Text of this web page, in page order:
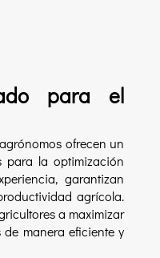
para el
ofrecen un
para la optimización
garantizan
agrícola.
a maximizar
manera eficiente y